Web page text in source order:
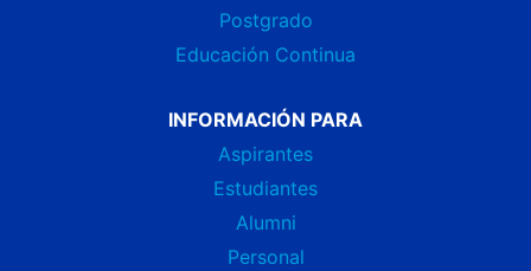
Postgrado
Educación Continua
INFORMACIÓN PARA
Aspirantes
Estudiantes
Alumni
Personal